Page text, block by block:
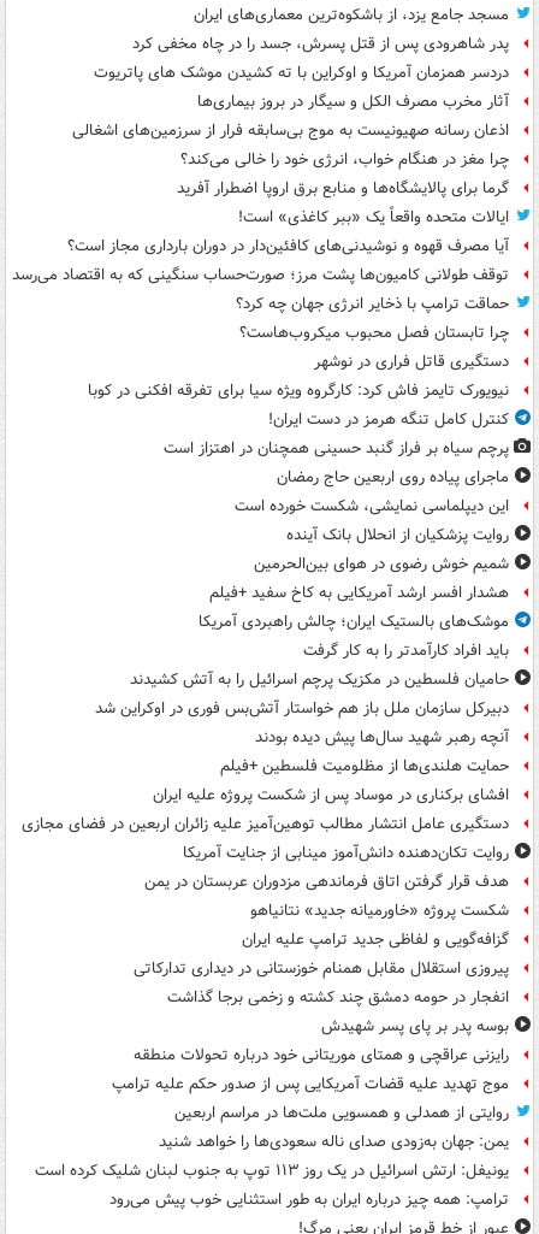
مسجد جامع یزد، از باشکوه‌ترین معماری‌های ایران
پدر شاهرودی پس از قتل پسرش، جسد را در چاه مخفی کرد
دردسر همزمان آمریکا و اوکراین با ته کشیدن موشک های پاتریوت
آثار مخرب مصرف الکل و سیگار در بروز بیماری‌ها
اذعان رسانه صهیونیست به موج بی‌سابقه فرار از سرزمین‌های اشغالی
چرا مغز در هنگام خواب، انرژی خود را خالی می‌کند؟
گرما برای پالایشگاه‌ها و منابع برق اروپا اضطرار آفرید
ایالات متحده واقعاً یک «ببر کاغذی» است!
آیا مصرف قهوه و نوشیدنی‌های کافئین‌دار در دوران بارداری مجاز است؟
توقف طولانی کامیون‌ها پشت مرز؛ صورت‌حساب سنگینی که به اقتصاد می‌رسد
حماقت ترامپ با ذخایر انرژی جهان چه کرد؟
چرا تابستان فصل محبوب میکروب‌هاست؟
دستگیری قاتل فراری در نوشهر
نیویورک تایمز فاش کرد: کارگروه ویژه سیا برای تفرقه افکنی در کوبا
کنترل کامل تنگه هرمز در دست ایران!
پرچم سیاه بر فراز گنبد حسینی همچنان در اهتزاز است
ماجرای پیاده روی اربعین حاج رمضان
این دیپلماسی نمایشی، شکست خورده است
روایت پزشکیان از انحلال بانک آینده
شمیم خوش رضوی در هوای بین‌الحرمین
هشدار افسر ارشد آمریکایی به کاخ سفید +فیلم
موشک‌های بالستیک ایران؛ چالش راهبردی آمریکا
باید افراد کارآمدتر را به کار گرفت
حامیان فلسطین در مکزیک پرچم اسرائیل را به آتش کشیدند
دبیرکل سازمان ملل باز هم خواستار آتش‌بس فوری در اوکراین شد
آنچه رهبر شهید سال‌ها پیش دیده بودند
حمایت هلندی‌ها از مظلومیت فلسطین +فیلم
افشای برکناری در موساد پس از شکست پروژه علیه ایران
دستگیری عامل انتشار مطالب توهین‌آمیز علیه زائران اربعین در فضای مجازی
روایت تکان‌دهنده دانش‌آموز مینابی از جنایت آمریکا
هدف قرار گرفتن اتاق‌ فرماندهی مزدوران عربستان در یمن
شکست پروژه «خاورمیانه جدید» نتانیاهو
گزافه‌گویی و لفاظی جدید ترامپ علیه ایران
پیروزی استقلال مقابل همنام خوزستانی در دیداری تدارکاتی
انفجار در حومه دمشق چند کشته و زخمی برجا گذاشت
بوسه‌ پدر بر پای پسر شهیدش
رایزنی عراقچی و همتای موریتانی خود درباره تحولات منطقه
موج تهدید علیه قضات آمریکایی پس از صدور حکم علیه ترامپ
روایتی از همدلی و همسویی ملت‌ها در مراسم اربعین
یمن: جهان به‌زودی صدای ناله سعودی‌ها را خواهد شنید
یونیفل: ارتش اسرائیل در یک روز ۱۱۳ توپ به جنوب لبنان شلیک کرده است
ترامپ: همه چیز درباره ایران به طور استثنایی خوب پیش می‌رود
عبور از خط قرمز ایران یعنی مرگ!